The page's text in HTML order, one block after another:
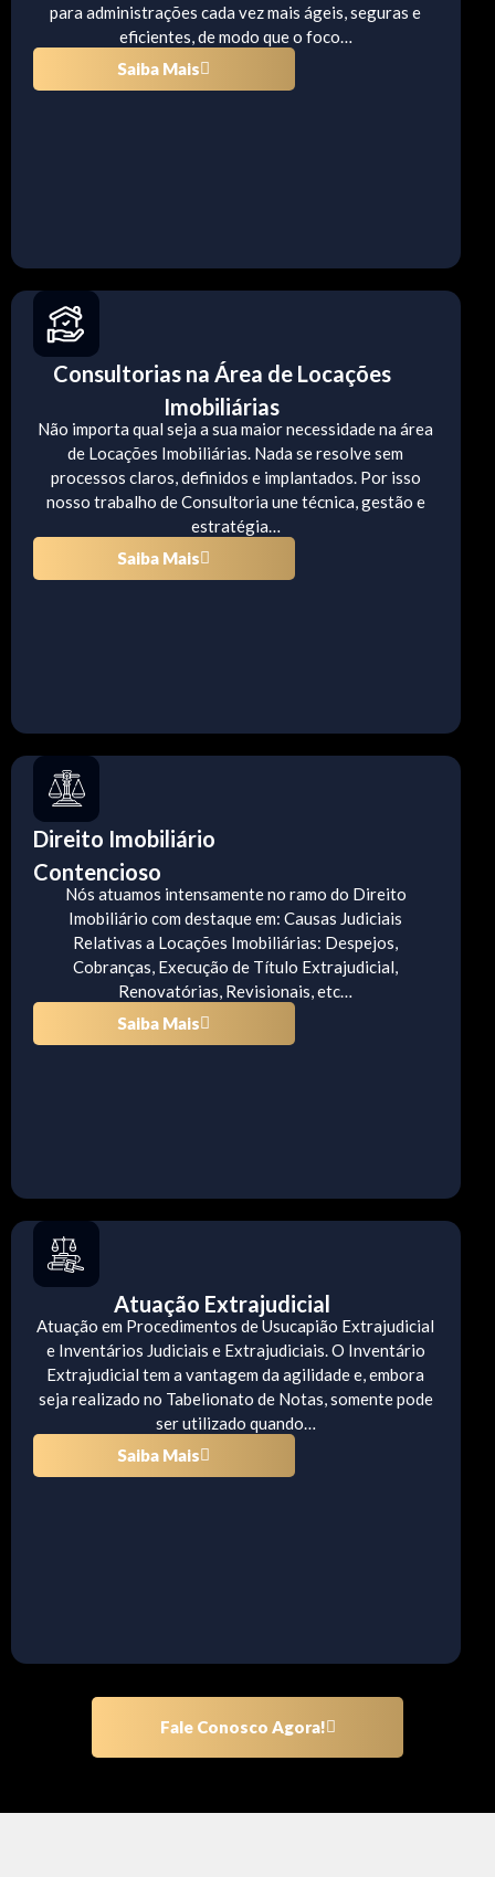
para administrações cada vez mais ágeis, seguras e
eficientes, de modo que o foco…
Saiba Mais
Consultorias na Área de Locações
Imobiliárias
Não importa qual seja a sua maior necessidade na área
de Locações Imobiliárias. Nada se resolve sem
processos claros, definidos e implantados. Por isso
nosso trabalho de Consultoria une técnica, gestão e
estratégia…
Saiba Mais
Direito Imobiliário
Contencioso
Nós atuamos intensamente no ramo do Direito
Imobiliário com destaque em: Causas Judiciais
Relativas a Locações Imobiliárias: Despejos,
Cobranças, Execução de Título Extrajudicial,
Renovatórias, Revisionais, etc…
Saiba Mais
Atuação Extrajudicial
Atuação em Procedimentos de Usucapião Extrajudicial
e Inventários Judiciais e Extrajudiciais. O Inventário
Extrajudicial tem a vantagem da agilidade e, embora
seja realizado no Tabelionato de Notas, somente pode
ser utilizado quando…
Saiba Mais
Fale Conosco Agora!